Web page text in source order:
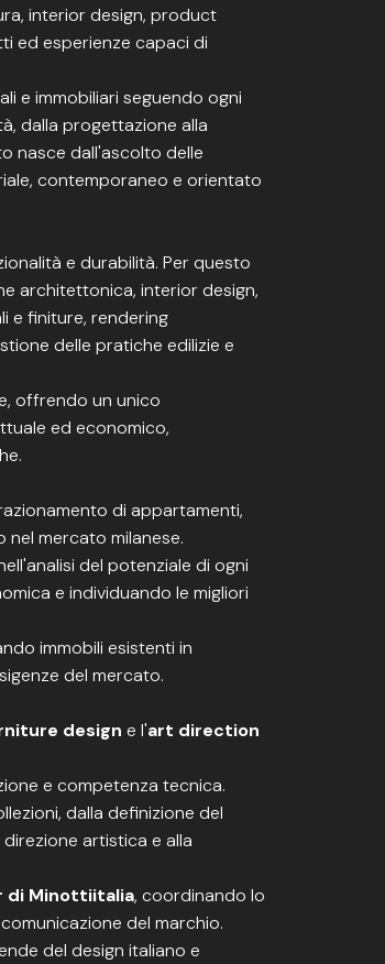
interior design, product
ed esperienze capaci di
e immobiliari seguendo ogni
dalla progettazione alla
nasce dall'ascolto delle
contemporaneo e orientato
e durabilità. Per questo
architettonica, interior design,
e finiture, rendering
delle pratiche edilizie e
offrendo un unico
ed economico,
di appartamenti,
mercato milanese.
del potenziale di ogni
e individuando le migliori
immobili esistenti in
del mercato.
design e l'art direction
e competenza tecnica.
dalla definizione del
artistica e alla
di Minottiitalia, coordinando lo
del marchio.
del design italiano e